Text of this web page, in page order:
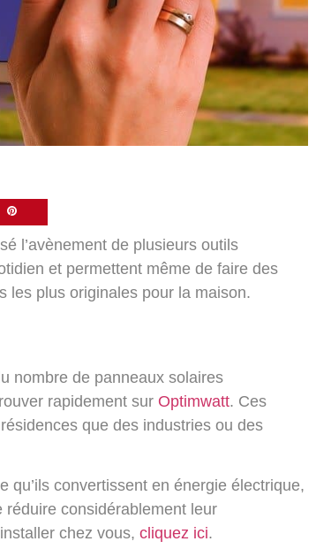
l’avènement de plusieurs outils
et permettent même de faire des
les plus originales pour la maison.
nombre de panneaux solaires
rapidement sur Optimwatt. Ces
que des industries ou des
qu’ils convertissent en énergie électrique,
réduire considérablement leur
chez vous,cliquez ici.